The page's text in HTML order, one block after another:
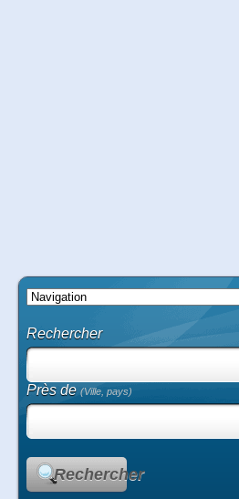
Rechercher
Près de(Ville, pays)
Rechercher